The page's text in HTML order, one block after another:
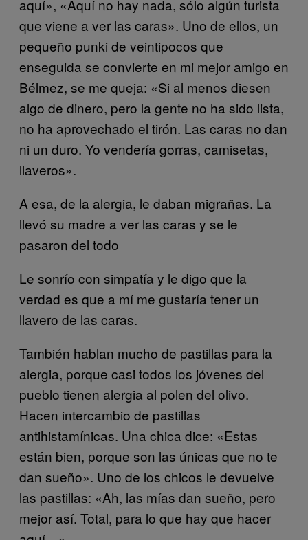
aquí», «Aquí no hay nada, sólo algún turista
que viene a ver las caras». Uno de ellos, un
pequeño punki de veintipocos que
enseguida se convierte en mi mejor amigo en
Bélmez, se me queja: «Si al menos diesen
algo de dinero, pero la gente no ha sido lista,
no ha aprovechado el tirón. Las caras no dan
ni un duro. Yo vendería gorras, camisetas,
llaveros».
A esa, de la alergia, le daban migrañas. La
llevó su madre a ver las caras y se le
pasaron del todo
Le sonrío con simpatía y le digo que la
verdad es que a mí me gustaría tener un
llavero de las caras.
También hablan mucho de pastillas para la
alergia, porque casi todos los jóvenes del
pueblo tienen alergia al polen del olivo.
Hacen intercambio de pastillas
antihistamínicas. Una chica dice: «Estas
están bien, porque son las únicas que no te
dan sueño». Uno de los chicos le devuelve
las pastillas: «Ah, las mías dan sueño, pero
mejor así. Total, para lo que hay que hacer